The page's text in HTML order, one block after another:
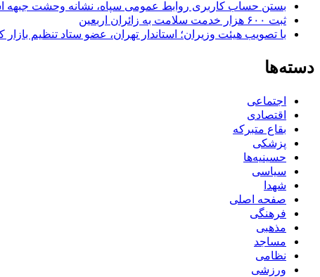
بستن حساب کاربری روابط عمومی سپاه، نشانه‌ وحشت جبهه
ثبت ۶۰۰ هزار خدمت سلامت به زائران اربعین
با تصویب هیئت وزیران؛ استاندار تهران، عضو ستاد تنظیم
دسته‌ها
اجتماعی
اقتصادی
بقاع متبرکه
پزشکی
حسینیه‌ها
سیاسی
شهدا
صفحه اصلی
فرهنگی
مذهبی
مساجد
نظامی
ورزشی